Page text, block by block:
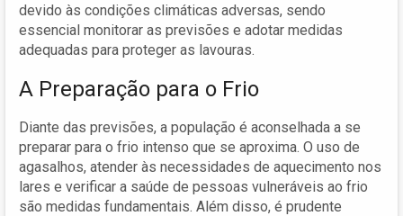
devido às condições climáticas adversas, sendo
essencial monitorar as previsões e adotar medidas
adequadas para proteger as lavouras.
A Preparação para o Frio
Diante das previsões, a população é aconselhada a se
preparar para o frio intenso que se aproxima. O uso de
agasalhos, atender às necessidades de aquecimento nos
lares e verificar a saúde de pessoas vulneráveis ao frio
são medidas fundamentais. Além disso, é prudente